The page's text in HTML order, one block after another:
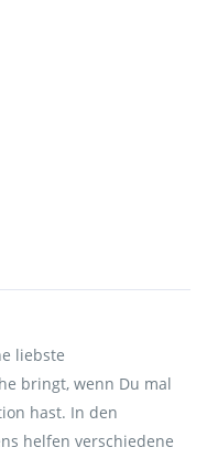
liebste
bringt, wenn Du mal
hast. In den
helfen verschiedene